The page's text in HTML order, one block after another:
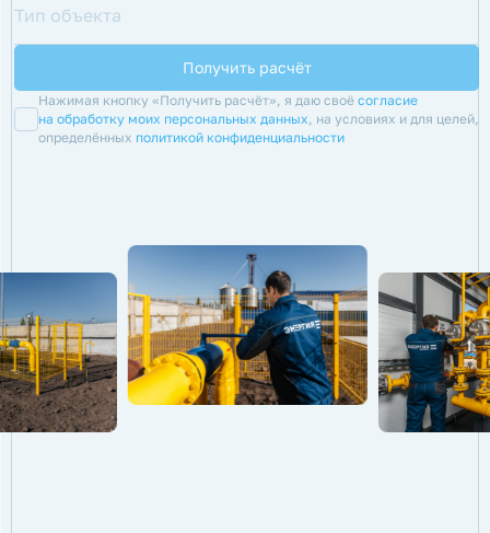
Нажимая кнопку «Получить расчёт», я даю своё согласие
на обработку моих персональных данных, на условиях и для целей,
определённых политикой конфиденциальности